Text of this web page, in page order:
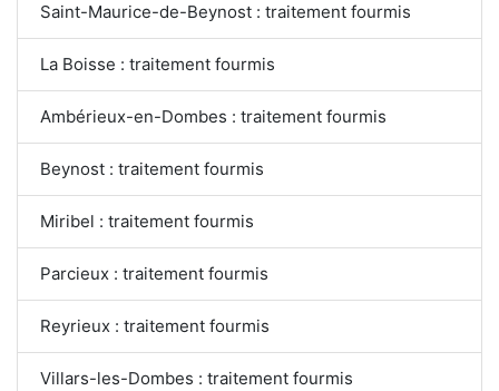
Saint-Maurice-de-Beynost : traitement fourmis
La Boisse : traitement fourmis
Ambérieux-en-Dombes : traitement fourmis
Beynost : traitement fourmis
Miribel : traitement fourmis
Parcieux : traitement fourmis
Reyrieux : traitement fourmis
Villars-les-Dombes : traitement fourmis